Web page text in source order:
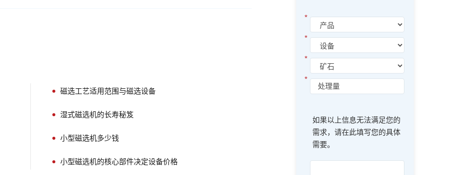
磁选工艺适用范围与磁选设备
湿式磁选机的长寿秘笈
小型磁选机多少钱
小型磁选机的核心部件决定设备价格
*
*
*
*
如果以上信息无法满足您的
需求，请在此填写您的具体
需要。